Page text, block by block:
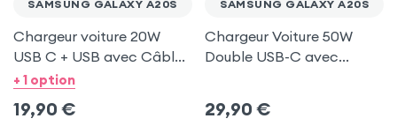
SAMSUNG GALAXY A20S
Chargeur voiture 20W
USB C + USB avec Câble
type C Swissten pour
+ 1 option
19,90 €
SAMSUNG GALAXY A20S
Chargeur Voiture 50W
Double USB-C avec
29,90 €